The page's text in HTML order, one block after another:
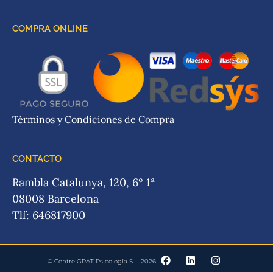
COMPRA ONLINE
Términos y Condiciones de Compra
CONTACTO
Rambla Catalunya, 120, 6º 1ª
08008 Barcelona
Tlf: 646817900
© Centre GRAT Psicología S.L. 2026